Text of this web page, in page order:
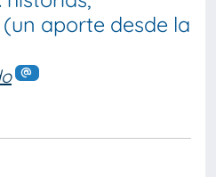
aporte desde la